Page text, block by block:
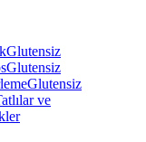
Glutensiz
Glutensiz
Glutensiz
ve